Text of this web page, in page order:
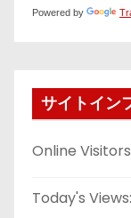
Powered by
サイトイン
Online
Today's Views: